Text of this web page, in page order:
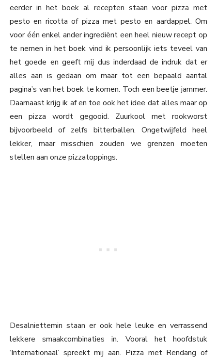
eerder in het boek al recepten staan voor pizza met
pesto en ricotta of pizza met pesto en aardappel. Om
voor één enkel ander ingrediënt een heel nieuw recept op
te nemen in het boek vind ik persoonlijk iets teveel van
het goede en geeft mij dus inderdaad de indruk dat er
alles aan is gedaan om maar tot een bepaald aantal
pagina’s van het boek te komen. Toch een beetje jammer.
Daarnaast krijg ik af en toe ook het idee dat alles maar op
een pizza wordt gegooid. Zuurkool met rookworst
bijvoorbeeld of zelfs bitterballen. Ongetwijfeld heel
lekker, maar misschien zouden we grenzen moeten
stellen aan onze pizzatoppings.
Desalniettemin staan er ook hele leuke en verrassend
lekkere smaakcombinaties in. Vooral het hoofdstuk
‘Internationaal’ spreekt mij aan. Pizza met Rendang of